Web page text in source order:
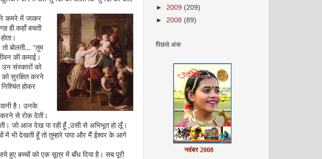
कमरे में जाकर
ही कहाँ बचती
।
तो बोलती... "तुम
की कमाई।
संस्कारों को
सुरक्षित करने
होकर
है। उनके
करने से रोक देती।
जो आज देख पा रही हूँ,उसी से अभिभूत हो लूँ।
भी देखती हूँ तो तुम्हारे पापा और मैं ईश्वर के आगे
बच्चों को एक सूत्र में बाँध दिया है। सब पूरी
► 2009 (209)
► 2008 (89)
पिछले अंक
नवंबर 2008